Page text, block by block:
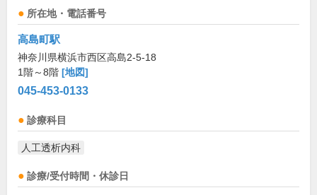
所在地・電話番号
高島町駅
神奈川県横浜市西区高島2-5-18
1階～8階 [地図]
045-453-0133
診療科目
人工透析内科
診療/受付時間・休診日